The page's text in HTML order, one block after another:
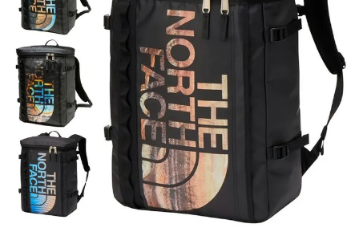
サンダル
レインシューズ
パンプス
スニーカー
ローファー
カジュアルシューズ
すべての商品
サンダル
レインシューズ
スニーカー
ビジネス・ドレスシューズ
キッズ
すべての商品
サンダル
レインシューズ
スニーカー
NEW
すべての商品
レディース新入荷
メンズ新入荷
SALE
すべての商品
バッグ